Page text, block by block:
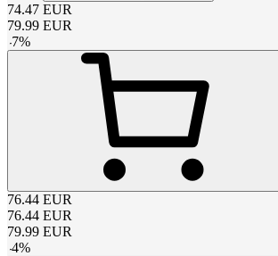
74.47 EUR
79.99 EUR
-7%
76.44 EUR
76.44 EUR
79.99 EUR
-4%